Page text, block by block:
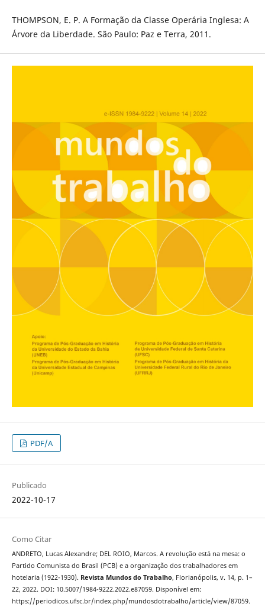
THOMPSON, E. P. A Formação da Classe Operária Inglesa: A
Árvore da Liberdade. São Paulo: Paz e Terra, 2011.
PDF/A
Publicado
2022-10-17
Como Citar
ANDRETO, Lucas Alexandre; DEL ROIO, Marcos. A revolução está na mesa: o
Partido Comunista do Brasil (PCB) e a organização dos trabalhadores em
hotelaria (1922-1930). Revista Mundos do Trabalho, Florianópolis, v. 14, p. 1–
22, 2022. DOI: 10.5007/1984-9222.2022.e87059. Disponível em:
https://periodicos.ufsc.br/index.php/mundosdotrabalho/article/view/87059.